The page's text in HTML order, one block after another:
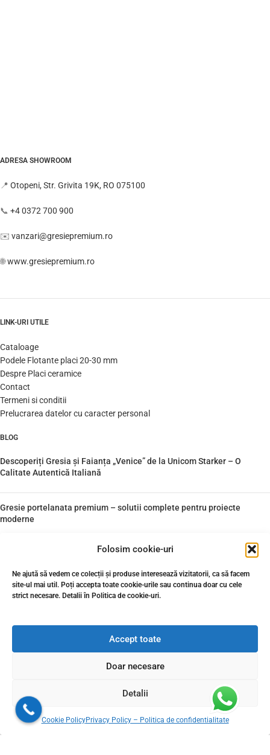
Folosim cookie-uri
Ne ajută să vedem ce colecții și produse interesează vizitatorii, ca să facem
site-ul mai util. Poți accepta toate cookie-urile sau continua doar cu cele
strict necesare. Detalii în Politica de cookie-uri.
Accept toate
Doar necesare
Detalii
Cookie PolicyPrivacy Policy – Politica de confidentialitate
ADRESA SHOWROOM
📍 Otopeni, Str. Grivita 19K, RO 075100
📞 +4 0372 700 900
✉️ vanzari@gresiepremium.ro
🌐www.gresiepremium.ro
LINK-URI UTILE
Cataloage
Podele Flotante placi 20-30 mm
Despre Placi ceramice
Contact
Termeni si conditii
Prelucrarea datelor cu caracter personal
BLOG
Descoperiți Gresia și Faianța „Venice” de la Unicom Starker – O
Calitate Autentică Italiană
Gresie portelanata premium – solutii complete pentru proiecte
moderne
Gresia și Faianța Premium de la GresiePremium.ro:
Plăci ceramice de calitate premium gresie cu aspect imitație lemn –